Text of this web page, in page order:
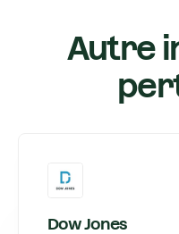
Autre
Dow Jones